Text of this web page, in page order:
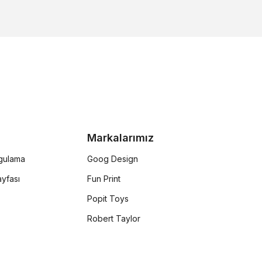
Markalarımız
Goog Design
Fun Print
Popit Toys
Robert Taylor